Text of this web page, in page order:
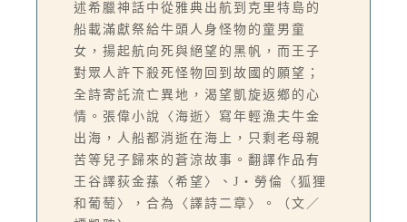
述希臘神話中從雅典出航到克里特島的
船載滿獻祭給牛頭人身怪物的童男童
女，揚起航向死與絕望的黑帆，而王子
對眾人許下殺死怪物回到故國的願望；
全詩寄託流亡異地，渴望凱旋返鄉的心
情。張偉小說〈海逝〉寫年輕漁夫牛金
出海，人船都消逝在海上，只剩老母親
苦等兒子歸來的蒼涼故事。翻譯作品有
王谷譯荻金蓀〈希望〉、J‧勞倫〈狐狸
和葡萄〉，合為〈譯詩二章〉。（文／